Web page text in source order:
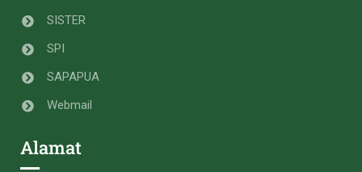
SISTER
SPI
SAPAPUA
Webmail
Alamat